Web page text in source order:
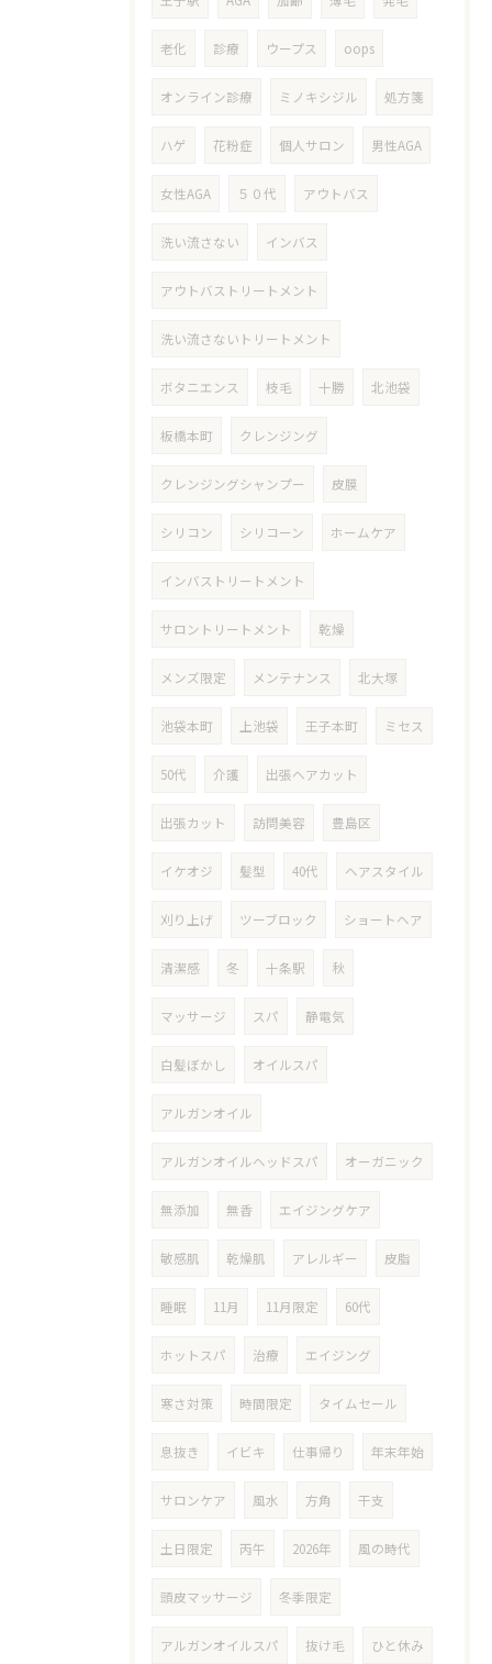
老化 診療 ウープス oops
オンライン診療 ミノキシジル 処方箋
ハゲ 花粉症 個人サロン 男性AGA
女性AGA ５０代 アウトバス
洗い流さない インバス
アウトバストリートメント
洗い流さないトリートメント
ボタニエンス 枝毛 十勝 北池袋
板橋本町 クレンジング
クレンジングシャンプー 皮膜
シリコン シリコーン ホームケア
インバストリートメント
サロントリートメント 乾燥
メンズ限定 メンテナンス 北大塚
池袋本町 上池袋 王子本町 ミセス
50代 介護 出張ヘアカット
出張カット 訪問美容 豊島区
イケオジ 髪型 40代 ヘアスタイル
刈り上げ ツーブロック ショートヘア
清潔感 冬 十条駅 秋
マッサージ スパ 静電気
白髪ぼかし オイルスパ
アルガンオイル
アルガンオイルヘッドスパ オーガニック
無添加 無香 エイジングケア
敏感肌 乾燥肌 アレルギー 皮脂
睡眠 11月 11月限定 60代
ホットスパ 治療 エイジング
寒さ対策 時間限定 タイムセール
息抜き イビキ 仕事帰り 年末年始
サロンケア 風水 方角 干支
土日限定 丙午 2026年 風の時代
頭皮マッサージ 冬季限定
アルガンオイルスパ 抜け毛 ひと休み